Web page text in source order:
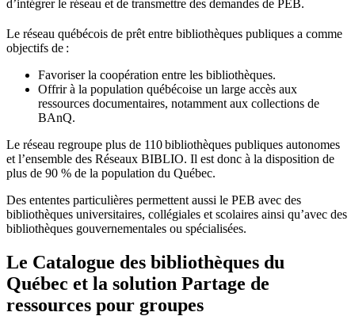
d’intégrer le réseau et de transmettre des demandes de PEB.
Le réseau québécois de prêt entre bibliothèques publiques a comme
objectifs de :
Favoriser la coopération entre les bibliothèques.
Offrir à la population québécoise un large accès aux
ressources documentaires, notamment aux collections de
BAnQ.
Le réseau regroupe plus de 110bibliothèques publiques autonomes
et l’ensemble des Réseaux BIBLIO. Il est donc à la disposition de
plus de 90 % de la population du Québec.
Des ententes particulières permettent aussi le PEB avec des
bibliothèques universitaires, collégiales et scolaires ainsi qu’avec des
bibliothèques gouvernementales ou spécialisées.
Le Catalogue des bibliothèques du
Québec et la solution Partage de
ressources pour groupes